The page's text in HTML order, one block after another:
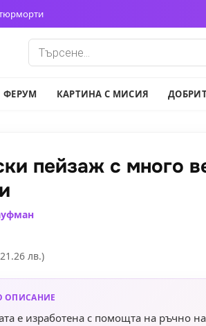
Products
search
ФЕРУМ КАРТИНА С МИСИЯ
пейзаж с много
лв.)
ОПИСАНИЕ
е изработена с помощта на ръчно